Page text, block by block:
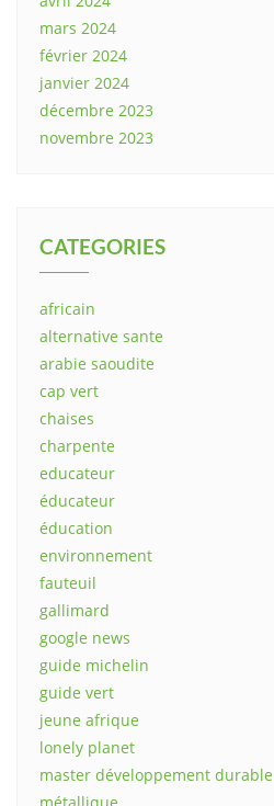
mars 2024
février 2024
janvier 2024
décembre 2023
novembre 2023
CATEGORIES
africain
alternative sante
arabie saoudite
cap vert
chaises
charpente
educateur
éducateur
éducation
environnement
fauteuil
gallimard
google news
guide michelin
guide vert
jeune afrique
lonely planet
master développement durable